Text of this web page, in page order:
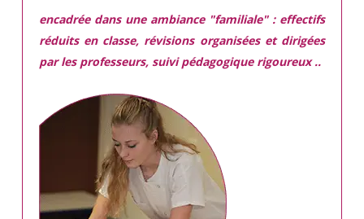
encadrée dans une ambiance "familiale" : effectifs
réduits en classe, révisions organisées et dirigées
par les professeurs, suivi pédagogique rigoureux ..